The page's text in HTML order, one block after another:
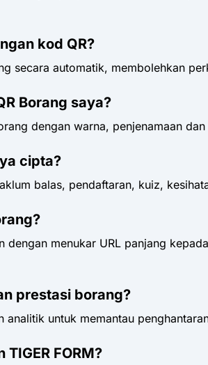
kod QR?
secara automatik, membolehkan
Borang saya?
dengan warna, penjenamaan
cipta?
balas, pendaftaran, kuiz,
dengan menukar URL panjang
prestasi borang?
analitik untuk memantau
FORM?